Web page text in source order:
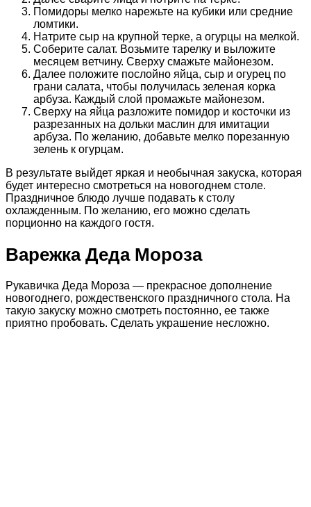
Помидоры мелко нарежьте на кубики или средние
ломтики.
Натрите сыр на крупной терке, а огурцы на мелкой.
Соберите салат. Возьмите тарелку и выложите
месяцем ветчину. Сверху смажьте майонезом.
Далее положите послойно яйца, сыр и огурец по
грани салата, чтобы получилась зеленая корка
арбуза. Каждый слой промажьте майонезом.
Сверху на яйца разложите помидор и косточки из
разрезанных на дольки маслин для имитации
арбуза. По желанию, добавьте мелко порезанную
зелень к огурцам.
В результате выйдет яркая и необычная закуска, которая
будет интересно смотреться на новогоднем столе.
Праздничное блюдо лучше подавать к столу
охлажденным. По желанию, его можно сделать
порционно на каждого гостя.
Варежка Деда Мороза
Рукавичка Деда Мороза — прекрасное дополнение
новогоднего, рождественского праздничного стола. На
такую закуску можно смотреть постоянно, ее также
приятно пробовать. Сделать украшение несложно.